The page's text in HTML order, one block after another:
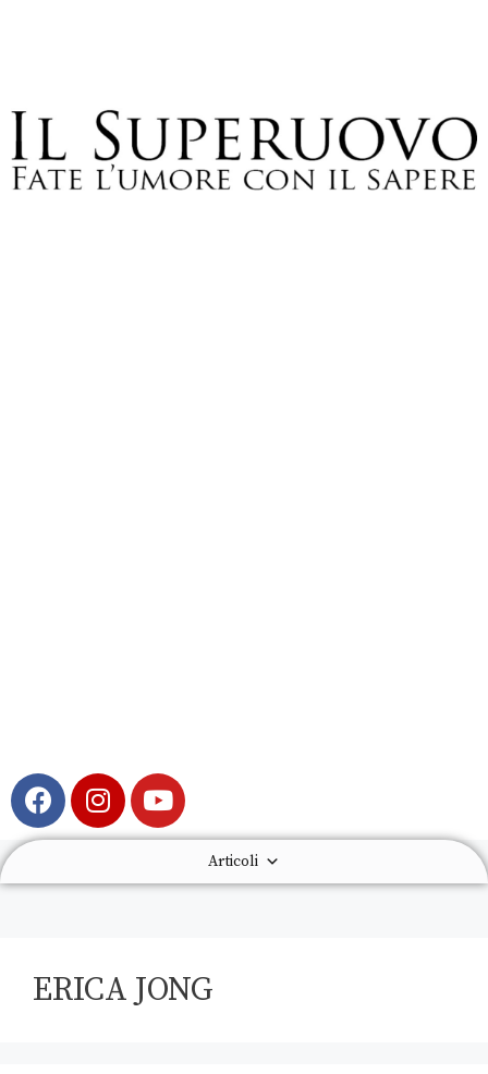
Articoli
ERICA JONG